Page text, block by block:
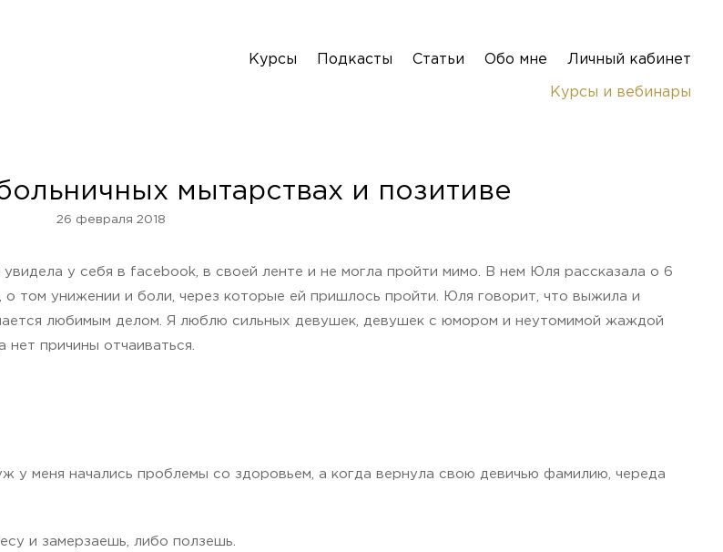
Курсы Подкасты Статьи Обо мне Личный кабинет
Курсы и вебинары
мытарствах и позитиве
26 февраля 2018
у себя в facebook, в своей ленте и не могла пройти мимо. В нем Юля рассказала о 6
том унижении и боли, через которые ей пришлось пройти. Юля говорит, что выжила и
любимым делом. Я люблю сильных девушек, девушек с юмором и неутомимой жаждой
причины отчаиваться.
у меня начались проблемы со здоровьем, а когда вернула свою девичью фамилию, череда
и замерзаешь, либо ползешь.